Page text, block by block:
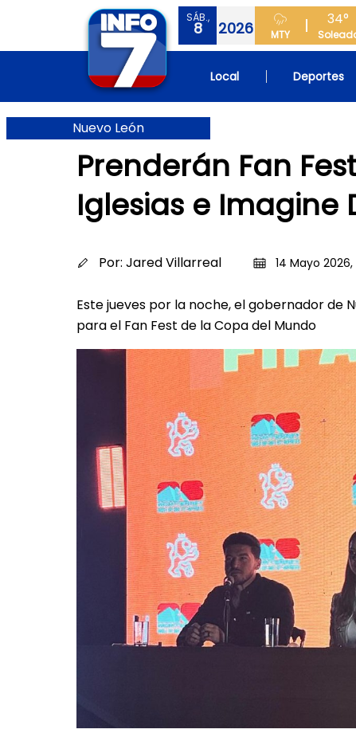
SÁB.,
8 2026 MTY
34°
Local Deportes
Nuevo León
Prenderán Fan
Iglesias e Imagine
Por: Jared Villarreal 14 Mayo 2026,
Este jueves por la noche, el gobernador de
para el Fan Fest de la Copa del Mundo